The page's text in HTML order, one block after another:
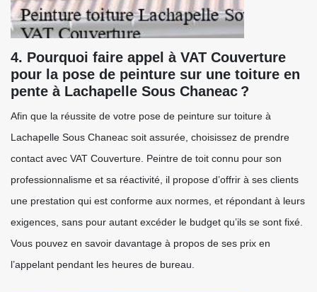
4. Pourquoi faire appel à VAT Couverture
pour la pose de peinture sur une toiture en
pente à Lachapelle Sous Chaneac ?
Afin que la réussite de votre pose de peinture sur toiture à
Lachapelle Sous Chaneac soit assurée, choisissez de prendre
contact avec VAT Couverture. Peintre de toit connu pour son
professionnalisme et sa réactivité, il propose d’offrir à ses clients
une prestation qui est conforme aux normes, et répondant à leurs
exigences, sans pour autant excéder le budget qu’ils se sont fixé.
Vous pouvez en savoir davantage à propos de ses prix en
l’appelant pendant les heures de bureau.